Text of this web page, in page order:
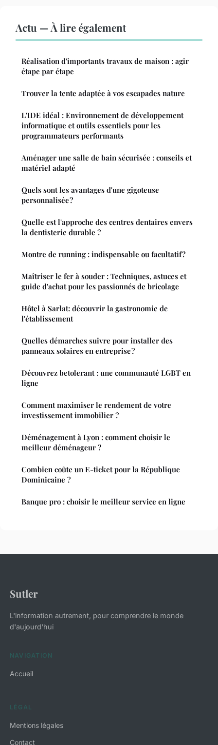
Actu — À lire également
Réalisation d'importants travaux de maison : agir
étape par étape
Trouver la tente adaptée à vos escapades nature
L'IDE idéal : Environnement de développement
informatique et outils essentiels pour les
programmateurs performants
Aménager une salle de bain sécurisée : conseils et
matériel adapté
Quels sont les avantages d'une gigoteuse
personnalisée ?
Quelle est l'approche des centres dentaires envers
la dentisterie durable ?
Montre de running : indispensable ou facultatif?
Maîtriser le fer à souder : Techniques, astuces et
guide d'achat pour les passionnés de bricolage
Hôtel à Sarlat: découvrir la gastronomie de
l'établissement
Quelles démarches suivre pour installer des
panneaux solaires en entreprise ?
Découvrez betolerant : une communauté LGBT en
ligne
Comment maximiser le rendement de votre
investissement immobilier ?
Déménagement à Lyon : comment choisir le
meilleur déménageur ?
Combien coûte un E-ticket pour la République
Dominicaine ?
Banque pro : choisir le meilleur service en ligne
Sutler
L'information autrement, pour comprendre le monde
d'aujourd'hui
NAVIGATION
Accueil
LÉGAL
Mentions légales
Contact